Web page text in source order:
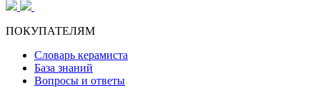
ПОКУПАТЕЛЯМ
Словарь керамиста
База знаний
Вопросы и ответы